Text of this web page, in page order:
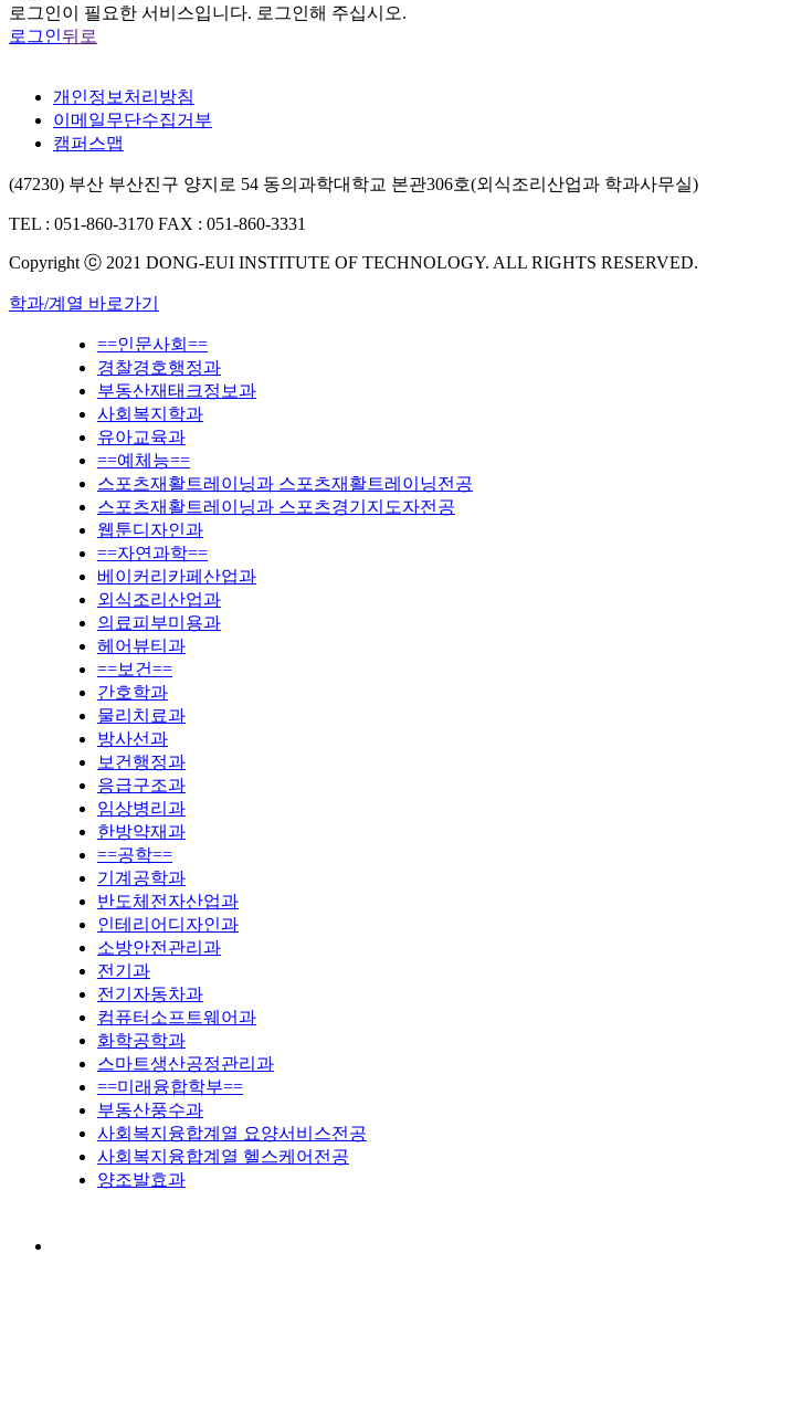
로그인이 필요한 서비스입니다. 로그인해 주십시오.
로그인뒤로
개인정보처리방침
이메일무단수집거부
캠퍼스맵
(47230) 부산 부산진구 양지로 54 동의과학대학교 본관306호(외식조리산업과 학과사무실)
TEL : 051-860-3170 FAX : 051-860-3331
Copyright ⓒ 2021 DONG-EUI INSTITUTE OF TECHNOLOGY. ALL RIGHTS RESERVED.
학과/계열 바로가기
==인문사회==
경찰경호행정과
부동산재태크정보과
사회복지학과
유아교육과
==예체능==
스포츠재활트레이닝과 스포츠재활트레이닝전공
스포츠재활트레이닝과 스포츠경기지도자전공
웹툰디자인과
==자연과학==
베이커리카페산업과
외식조리산업과
의료피부미용과
헤어뷰티과
==보건==
간호학과
물리치료과
방사선과
보건행정과
응급구조과
임상병리과
한방약재과
==공학==
기계공학과
반도체전자산업과
인테리어디자인과
소방안전관리과
전기과
전기자동차과
컴퓨터소프트웨어과
화학공학과
스마트생산공정관리과
==미래융합학부==
부동산풍수과
사회복지융합계열 요양서비스전공
사회복지융합계열 헬스케어전공
양조발효과